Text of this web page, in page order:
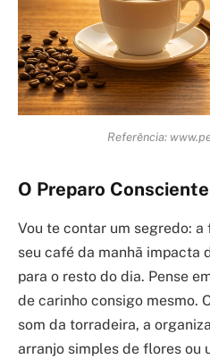
Referência:
O Preparo Consciente
Vou te contar um segredo:
seu café da manhã impacta
para o resto do dia. Pense
de carinho consigo mesmo.
som da torradeira, a
arranjo simples de flores ou